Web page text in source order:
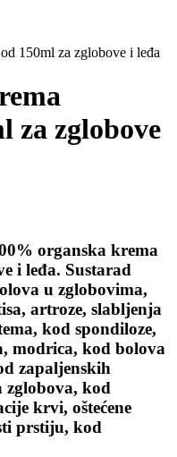
150ml za zglobove i leđa
za zglobove
organska krema
i leđa. Sustarad
u zglobovima,
artroze, slabljenja
kod spondiloze,
modrica, kod bolova
zapaljenskih
zglobova, kod
krvi, oštećene
prstiju, kod